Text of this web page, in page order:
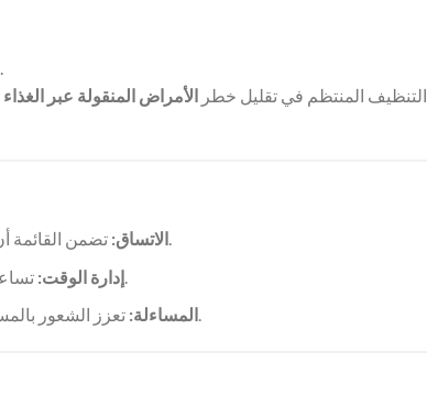
.
المنتظم في تقليل خطر الأمراض المنقولة عبر الغذاء
الاتساق:تضمن القائمة أن كل موظف يعلم مهامه بدقة، مما يؤدي إلى معايير تنظيف متجانسة.
إدارة الوقت:تساعد في ترتيب الأولويات وضمان تنظيف المناطق المهمة بشكل منتظم.
المساءلة:تعزز الشعور بالمسؤولية لدى الموظفين، حيث يمكنهم وضع علامة على المهام المنجزة.